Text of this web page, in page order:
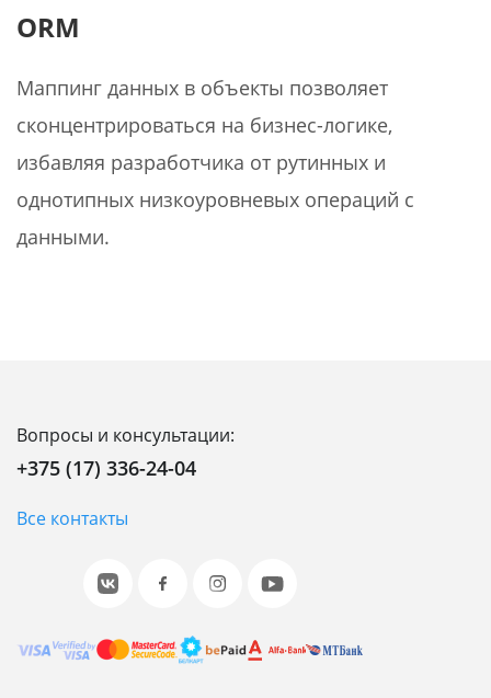
ORM
Маппинг данных в объекты позволяет
сконцентрироваться на бизнес-логике,
избавляя разработчика от рутинных и
однотипных низкоуровневых операций с
данными.
Вопросы и консультации:
+375 (17) 336-24-04
Все контакты